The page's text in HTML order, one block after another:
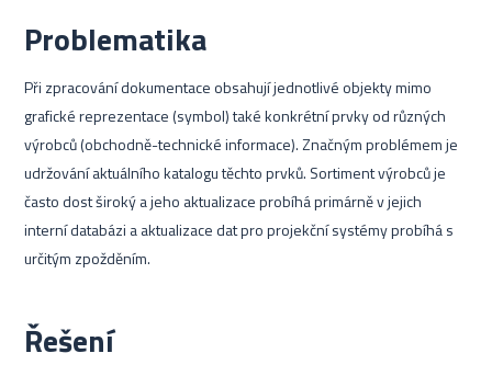
Problematika
Při zpracování dokumentace obsahují jednotlivé objekty mimo
grafické reprezentace (symbol) také konkrétní prvky od různých
výrobců (obchodně-technické informace). Značným problémem je
udržování aktuálního katalogu těchto prvků. Sortiment výrobců je
často dost široký a jeho aktualizace probíhá primárně v jejich
interní databázi a aktualizace dat pro projekční systémy probíhá s
určitým zpožděním.
Řešení